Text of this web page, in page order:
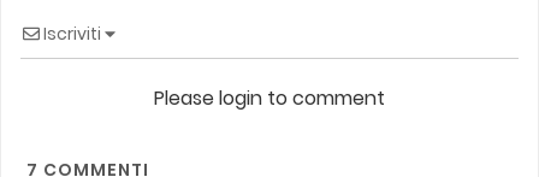
Iscriviti
Please login to comment
7 COMMENTI